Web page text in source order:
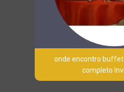
onde encontro
completo